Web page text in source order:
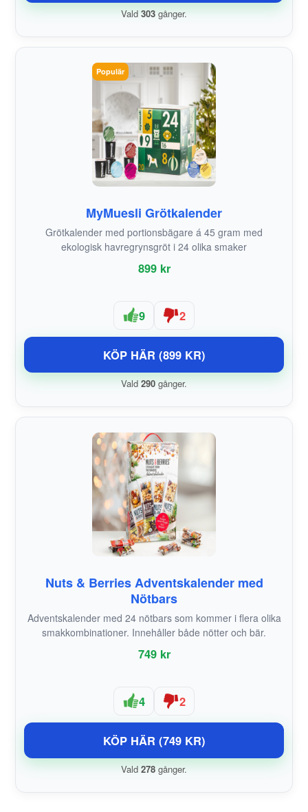
Vald 303 gånger.
Populär
MyMuesli Grötkalender
Grötkalender med portionsbägare á 45 gram med
ekologisk havregrynsgröt i 24 olika smaker
899 kr
9 2
KÖP HÄR (899 KR)
Vald 290 gånger.
Nuts & Berries Adventskalender med
Nötbars
Adventskalender med 24 nötbars som kommer i flera olika
smakkombinationer. Innehåller både nötter och bär.
749 kr
4 2
KÖP HÄR (749 KR)
Vald 278 gånger.